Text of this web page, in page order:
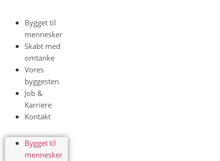
Bygget til
mennesker
Skabt med
omtanke
Vores
byggesten
Job &
Karriere
Kontakt
Bygget til
mennesker